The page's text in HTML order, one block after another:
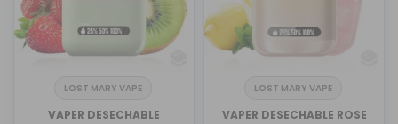
LOST MARY VAPE
VAPER DESECHABLE
LOST MARY VAPE
VAPER DESECHABLE ROSE